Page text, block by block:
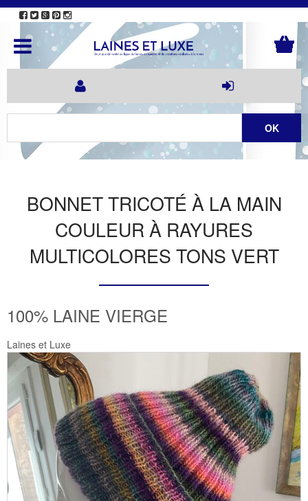
BONNET TRICOTÉ À LA MAIN
COULEUR À RAYURES
MULTICOLORES TONS VERT
100% LAINE VIERGE
Laines et Luxe